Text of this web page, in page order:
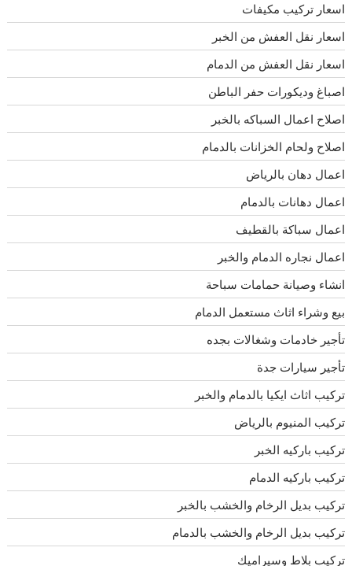
اسعار تركيب مكيفات
اسعار نقل العفش من الخبر
اسعار نقل العفش من الدمام
اصباغ وديكورات حفر الباطن
اصلاح اعمال السباكه بالخبر
اصلاح ولحام الخزانات بالدمام
اعمال دهان بالرياض
اعمال دهانات بالدمام
اعمال سباكة بالقطيف
اعمال نجاره الدمام والخبر
انشاء وصيانة حمامات سباحة
بيع وشراء اثاث مستعمل الدمام
تأجير خادمات وشغالات بجده
تأجير سيارات جدة
تركيب اثاث ايكيا بالدمام والخبر
تركيب المنيوم بالرياض
تركيب باركيه الخبر
تركيب باركيه الدمام
تركيب بديل الرخام والخشب بالخبر
تركيب بديل الرخام والخشب بالدمام
تركيب بلاط وسيراميك